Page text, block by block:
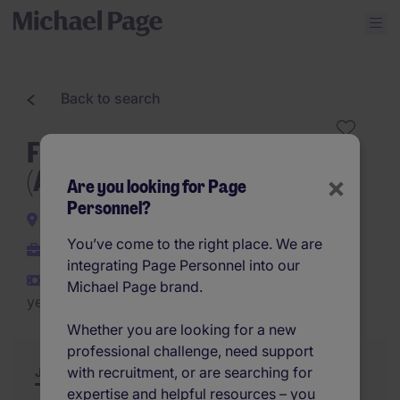
×
Are you looking for Page
Personnel?
You’ve come to the right place. We are
integrating Page Personnel into our
Michael Page brand.
Whether you are looking for a new
professional challenge, need support
with recruitment, or are searching for
expertise and helpful resources – you
Back to search
Field Service Technieker
(Antwerpen)
Antwerp
Permanent
€3,000 - €50,000 per
year
Job Description Summary Similar Jobs